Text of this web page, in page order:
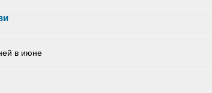
в июне